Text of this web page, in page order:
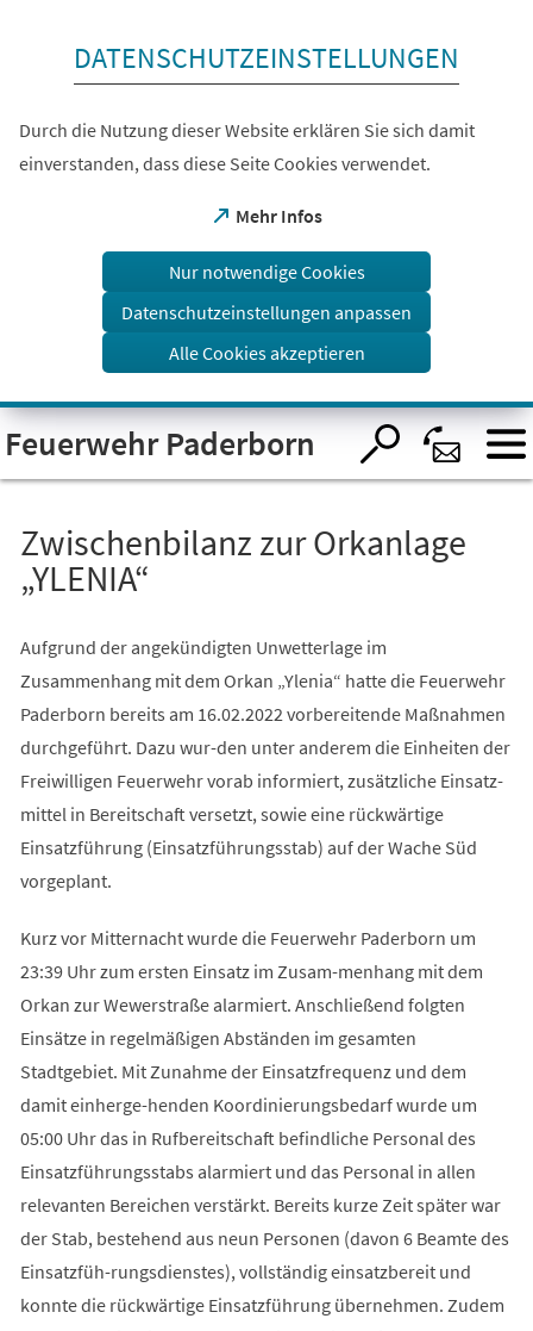
Visuelle
Assistenzsoftware
öffnen.
DATENSCHUTZEINSTELLUNGEN
Durch die Nutzung dieser Website erklären Sie sich damit
einverstanden, dass diese Seite Cookies verwendet.
Mehr Infos
(Öffnet
einem
Tab)
Nur notwendige Cookies
Datenschutzeinstellungen anpassen
Alle Cookies akzeptieren
Feuerwehr Paderborn
Zwischenbilanz zur Orkanlage
„YLENIA“
Aufgrund der angekündigten Unwetterlage im
Zusammenhang mit dem Orkan „Ylenia“ hatte die Feuerwehr
Paderborn bereits am 16.02.2022 vorbereitende Maßnahmen
durchgeführt. Dazu wur-den unter anderem die Einheiten der
Freiwilligen Feuerwehr vorab informiert, zusätzliche Einsatz-
mittel in Bereitschaft versetzt, sowie eine rückwärtige
Einsatzführung (Einsatzführungsstab) auf der Wache Süd
vorgeplant.
Kurz vor Mitternacht wurde die Feuerwehr Paderborn um
23:39 Uhr zum ersten Einsatz im Zusam-menhang mit dem
Orkan zur Wewerstraße alarmiert. Anschließend folgten
Einsätze in regelmäßigen Abständen im gesamten
Stadtgebiet. Mit Zunahme der Einsatzfrequenz und dem
damit einherge-henden Koordinierungsbedarf wurde um
05:00 Uhr das in Rufbereitschaft befindliche Personal des
Einsatzführungsstabs alarmiert und das Personal in allen
relevanten Bereichen verstärkt. Bereits kurze Zeit später war
der Stab, bestehend aus neun Personen (davon 6 Beamte des
Einsatzfüh-rungsdienstes), vollständig einsatzbereit und
konnte die rückwärtige Einsatzführung übernehmen. Zudem